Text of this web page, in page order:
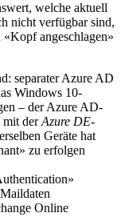
welche aktuell
nicht verfügbar sind,
angeschlagen»
separater Azure AD
Windows 10-
– der Azure AD-
mit derAzure DE-
Geräte hat
zu erfolgen
Online